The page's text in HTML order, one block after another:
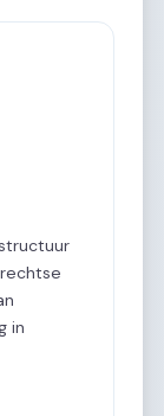
in